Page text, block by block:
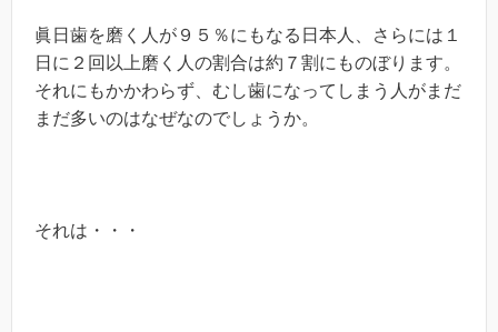
眞日歯を磨く人が９５％にもなる日本人、さらには１
日に２回以上磨く人の割合は約７割にものぼります。
それにもかかわらず、むし歯になってしまう人がまだ
まだ多いのはなぜなのでしょうか。
それは・・・